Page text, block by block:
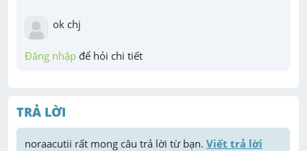
ok chj
Đăng nhập để hỏi chi tiết
TRẢ LỜI
noraacutii rất mong câu trả lời từ bạn. Viết trả lời